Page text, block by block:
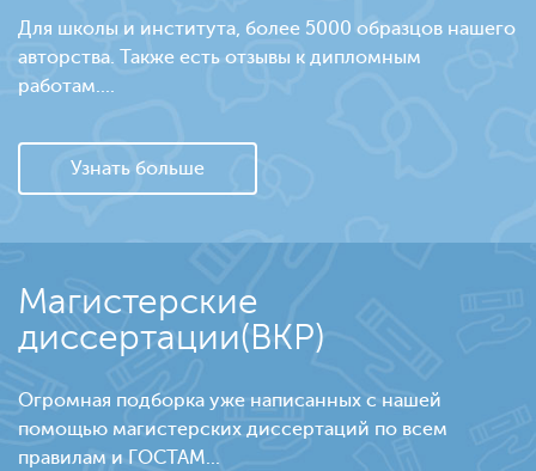
Для школы и института, более 5000 образцов нашего
авторства. Также есть отзывы к дипломным
работам....
Узнать больше
Магистерские
диссертации(ВКР)
Огромная подборка уже написанных с нашей
помощью магистерских диссертаций по всем
правилам и ГОСТАМ...